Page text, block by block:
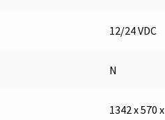
12/24 VDC
N
1342 x 570